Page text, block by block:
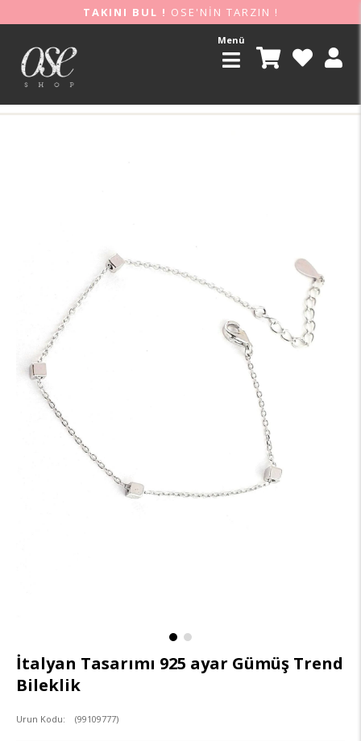
TAKINI BUL ! OSE'NİN TARZIN !
Menü
İtalyan Tasarımı 925 ayar Gümüş Trend
Bileklik
(99109777)